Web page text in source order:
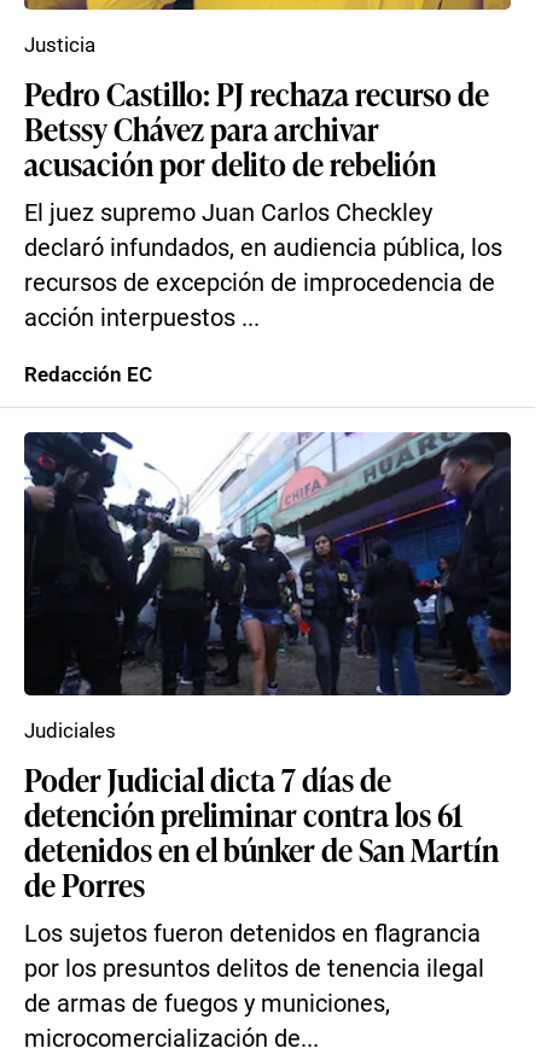
Pedro Castillo: PJ rechaza recurso de
Betssy Chávez para archivar
acusación por delito de rebelión
El juez supremo Juan Carlos Checkley
declaró infundados, en audiencia pública, los
recursos de excepción de improcedencia de
acción interpuestos ...
Justicia
Redacción EC
Poder Judicial dicta 7 días de
detención preliminar contra los 61
detenidos en el búnker de San Martín
de Porres
Los sujetos fueron detenidos en flagrancia
por los presuntos delitos de tenencia ilegal
de armas de fuegos y municiones,
microcomercialización de...
Judiciales